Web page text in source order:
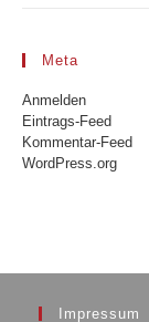
Meta
Anmelden
Eintrags-Feed
Kommentar-Feed
WordPress.org
Impressum